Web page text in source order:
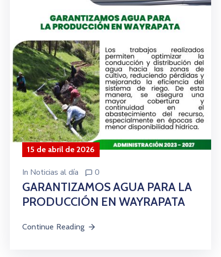
15 de abril de 2026
In Noticias al día 0
GARANTIZAMOS AGUA PARA LA
PRODUCCIÓN EN WAYRAPATA
Continue Reading